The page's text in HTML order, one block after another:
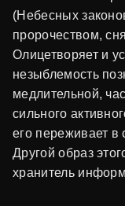
(Небесных
пророчеством,
Олицетворяет и
незыблемость
медлительной,
сильного
его переживает в
Другой образ
хранитель